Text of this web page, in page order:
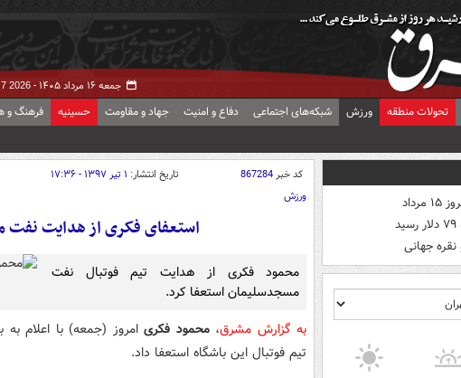
جمعه ۱۶ مرداد ۱۴۰۵ - 2026
تحولات منطقه ورزش شبکه‌های اجتماعی دفاع و امنیت جهاد و مقاومت حسینیه فرهنگ و
جهانی
کد خبر867284 تاریخ انتشار: ۱ تیر ۱۳۹۷ - ۱۷:۳۶
ورزش
استعفای فکری از هدایت
محمود فکری از هدایت تیم فوتبال نفت
مسجدسلیمان استعفا کرد.
به گزارش مشرق،محمود فکری امروز (جمعه) با اعلام به
تیم فوتبال این باشگاه استعفا داد.